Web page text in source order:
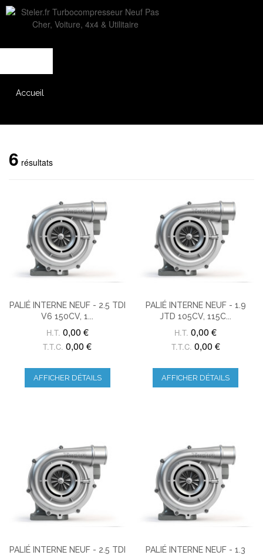
Accueil
6 résultats
PALIÉ INTERNE NEUF - 2.5 TDI
V6 150CV, 1...
H.T. 0,00 €
T.T.C. 0,00 €
AFFICHER DÉTAILS
PALIÉ INTERNE NEUF - 1.9
JTD 105CV, 115C...
H.T. 0,00 €
T.T.C. 0,00 €
AFFICHER DÉTAILS
PALIÉ INTERNE NEUF - 2.5 TDI
PALIÉ INTERNE NEUF - 1.3